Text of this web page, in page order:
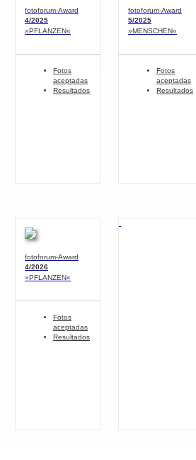
fotoforum-Award
4/2025
»PFLANZEN«
Fotos
aceptadas
Resultados
fotoforum-Award
5/2025
»MENSCHEN«
Fotos
aceptadas
Resultados
fotoforum-Award
4/2026
»PFLANZEN«
Fotos
aceptadas
Resultados